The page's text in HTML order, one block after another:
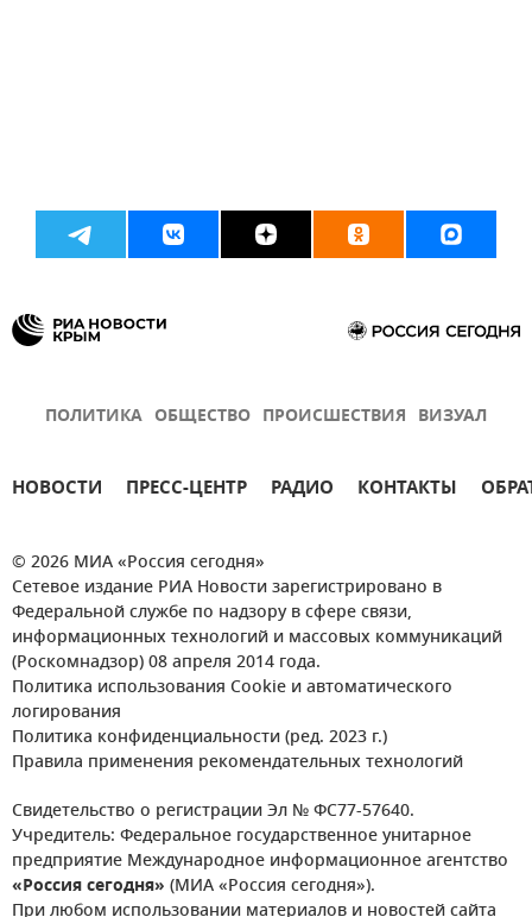
ПОЛИТИКА ОБЩЕСТВО ПРОИСШЕСТВИЯ ВИЗУАЛ
НОВОСТИ ПРЕСС-ЦЕНТР РАДИО КОНТАКТЫ
© 2026 МИА «Россия сегодня»
Сетевое издание РИА Новости зарегистрировано в
Федеральной службе по надзору в сфере связи,
информационных технологий и массовых коммуникаций
(Роскомнадзор) 08 апреля 2014 года.
Политика использования Cookie и автоматического
логирования
Политика конфиденциальности (ред. 2023 г.)
Правила применения рекомендательных технологий
Свидетельство о регистрации Эл № ФС77-57640.
Учредитель: Федеральное государственное унитарное
предприятие Международное информационное агентство
«Россия сегодня» (МИА «Россия сегодня»).
При любом использовании материалов и новостей сайта